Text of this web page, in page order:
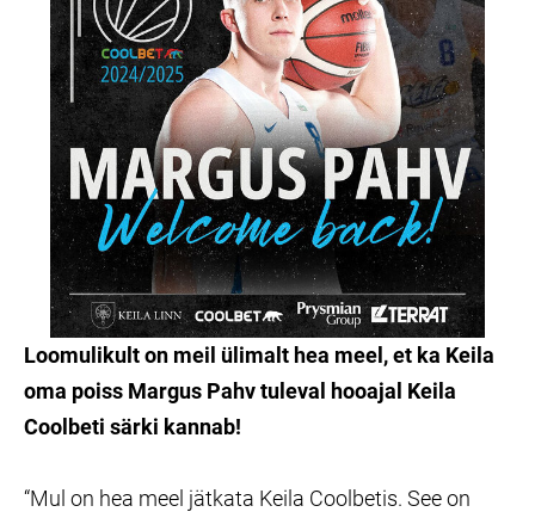
Loomulikult on meil ülimalt hea meel, et ka Keila
oma poiss Margus Pahv tuleval hooajal Keila
Coolbeti särki kannab!
“Mul on hea meel jätkata Keila Coolbetis. See on